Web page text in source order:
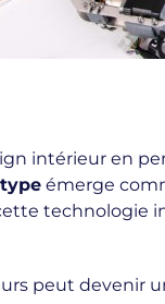
intérieur en
émerge
technologie
peut devenir